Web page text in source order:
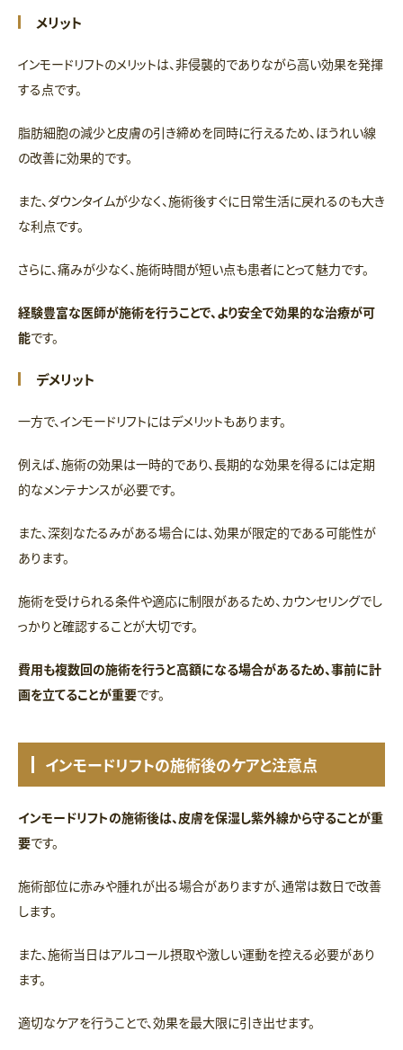
メリット
インモードリフトのメリットは、非侵襲的でありながら高い効果を発揮
する点です。
脂肪細胞の減少と皮膚の引き締めを同時に行えるため、ほうれい線
の改善に効果的です。
また、ダウンタイムが少なく、施術後すぐに日常生活に戻れるのも大き
な利点です。
さらに、痛みが少なく、施術時間が短い点も患者にとって魅力です。
経験豊富な医師が施術を行うことで、より安全で効果的な治療が可
能です。
デメリット
一方で、インモードリフトにはデメリットもあります。
例えば、施術の効果は一時的であり、長期的な効果を得るには定期
的なメンテナンスが必要です。
また、深刻なたるみがある場合には、効果が限定的である可能性が
あります。
施術を受けられる条件や適応に制限があるため、カウンセリングでし
っかりと確認することが大切です。
費用も複数回の施術を行うと高額になる場合があるため、事前に計
画を立てることが重要です。
インモードリフトの施術後のケアと注意点
インモードリフトの施術後は、皮膚を保湿し紫外線から守ることが重
要です。
施術部位に赤みや腫れが出る場合がありますが、通常は数日で改善
します。
また、施術当日はアルコール摂取や激しい運動を控える必要があり
ます。
適切なケアを行うことで、効果を最大限に引き出せます。